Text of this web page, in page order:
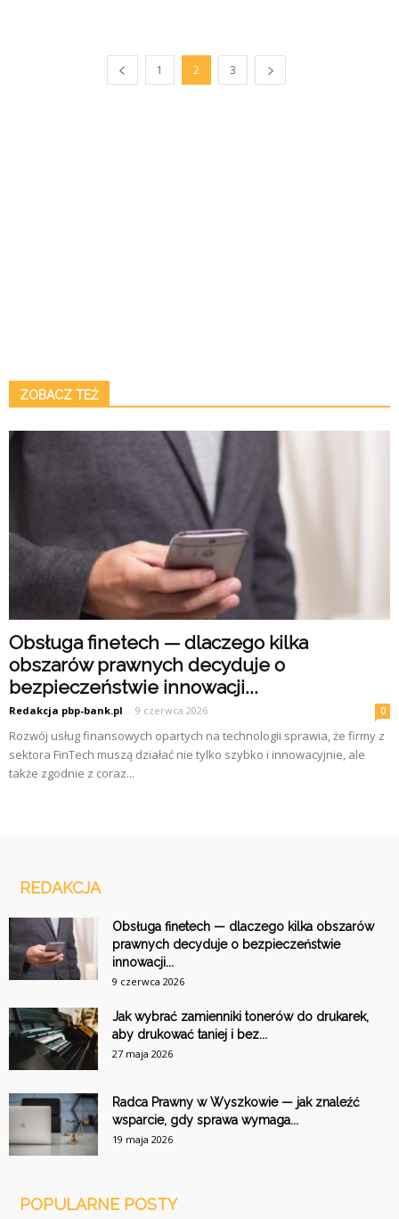
1 2 3
ZOBACZ TEŻ
Obsługa finetech — dlaczego kilka
obszarów prawnych decyduje o
bezpieczeństwie innowacji...
Redakcja pbp-bank.pl - 9 czerwca 2026 0
Rozwój usług finansowych opartych na technologii sprawia, że firmy z
sektora FinTech muszą działać nie tylko szybko i innowacyjnie, ale
także zgodnie z coraz...
REDAKCJA
Obsługa finetech — dlaczego kilka obszarów
prawnych decyduje o bezpieczeństwie
innowacji...
9 czerwca 2026
Jak wybrać zamienniki tonerów do drukarek,
aby drukować taniej i bez...
27 maja 2026
Radca Prawny w Wyszkowie — jak znaleźć
wsparcie, gdy sprawa wymaga...
19 maja 2026
POPULARNE POSTY